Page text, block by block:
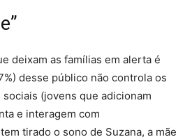
deixam as famílias em alerta é
desse público não controla os
(jovens que adicionam
e interagem com
tirado o sono de Suzana, a mãe